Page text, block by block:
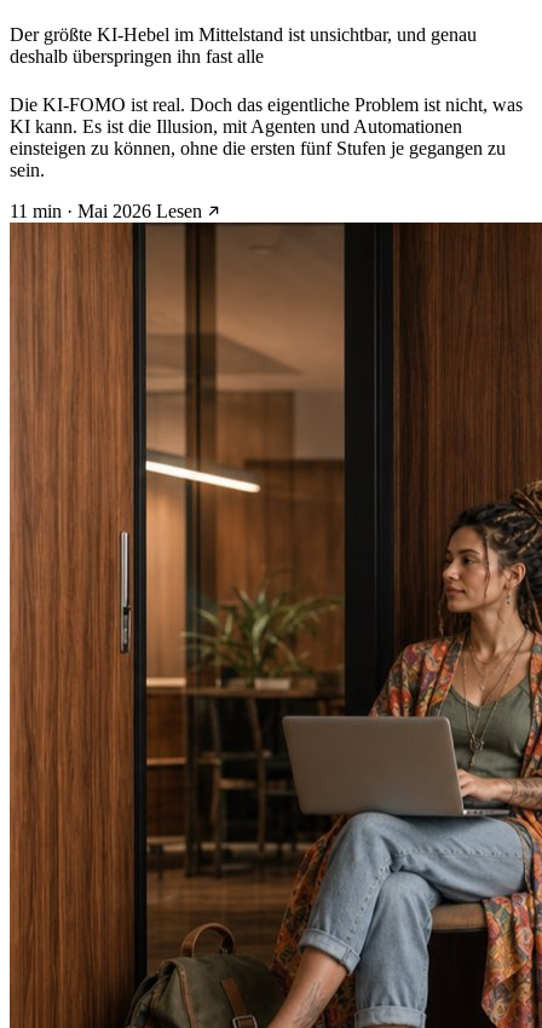
Der größte KI-Hebel im Mittelstand ist unsichtbar, und genau
deshalb überspringen ihn fast alle
Die KI-FOMO ist real. Doch das eigentliche Problem ist nicht, was
KI kann. Es ist die Illusion, mit Agenten und Automationen
einsteigen zu können, ohne die ersten fünf Stufen je gegangen zu
sein.
11 min · Mai 2026 Lesen